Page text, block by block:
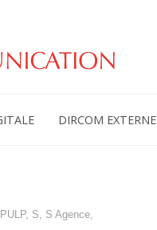
DIRCOM EXTERNE
PULP, S, S Agence,